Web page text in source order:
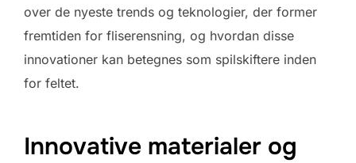
over de nyeste trends og teknologier, der former
fremtiden for fliserensning, og hvordan disse
innovationer kan betegnes som spilskiftere inden
for feltet.
Innovative materialer og